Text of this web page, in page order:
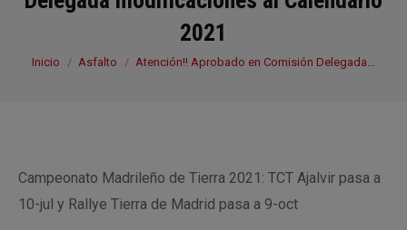
2021
Estás aquí:
Inicio Asfalto Atención!! Aprobado en Comisión Delegada…
Campeonato Madrileño de Tierra 2021: TCT Ajalvir pasa a
10-jul y Rallye Tierra de Madrid pasa a 9-oct